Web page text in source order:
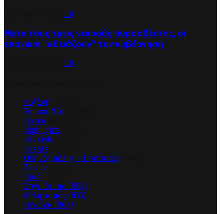
0
Μετά τους τρεις νεκρούς πυροσβέστες, οι
εποχικοί “αδειάζουν” την κυβέρνηση
0
Κοζάνη
Τοπικά Νέα
Γενικά
Highlights
Lifestyle
Events
Οδηγός πόλης – Προτάσεις
Ζώδια
Παιδί
Στιγμιότυπα (858)
Αθλητισμός (833)
Γυναίκα (804)